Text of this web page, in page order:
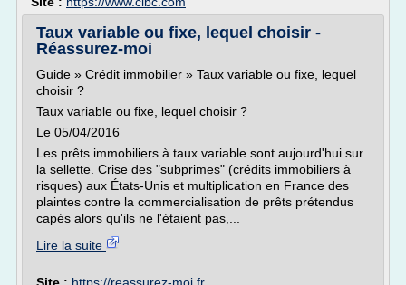
Taux variable ou fixe, lequel choisir -
Réassurez-moi
Guide » Crédit immobilier » Taux variable ou fixe, lequel
choisir ?
Taux variable ou fixe, lequel choisir ?
Le 05/04/2016
Les prêts immobiliers à taux variable sont aujourd'hui sur
la sellette. Crise des "subprimes" (crédits immobiliers à
risques) aux États-Unis et multiplication en France des
plaintes contre la commercialisation de prêts prétendus
capés alors qu'ils ne l'étaient pas,...
Lire la suite